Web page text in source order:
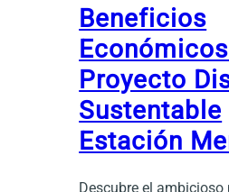
Beneficios
Proyecto
Sustentable
Estación
Descubre el ambicioso